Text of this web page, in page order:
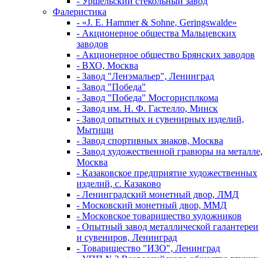
Фалеристика
- «J. E. Hammer & Sohne, Geringswalde»
- Акционерное общества Мальцевских
заводов
- Акционерное общество Брянских заводов
- ВХО, Москва
- Завод "Ленэмальер", Ленинград
- Завод "Победа"
- Завод "Победа" Мосгорисплкома
- Завод им. Н. Ф. Гастелло, Минск
- Завод опытных и сувенирных изделий,
Мытищи
- Завод спортивных знаков, Москва
- Завод художественной гравюры на металле,
Москва
- Казаковское предприятие художественных
изделий, с. Казаково
- Ленинградский монетный двор, ЛМД
- Московский монетный двор, ММД
- Московское товарищество художников
- Опытный завод металлической галантереи
и сувениров, Ленинград
- Товарищество "ИЗО", Ленинград